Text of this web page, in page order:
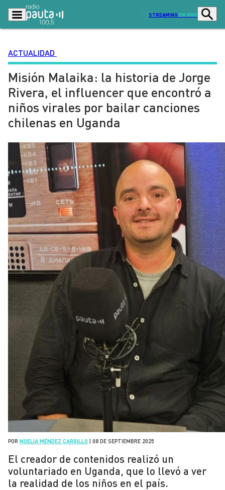
STREAMING EN VIVO
Podcasts Programas
Lo Último Actualidad
Ciudad Economía
Tendencias Deportes
Entretención y Cultura Opinión
Dato en Pauta
Contenido Patrocinado
ACTUALIDAD
Misión Malaika: la historia de Jorge
Rivera, el influencer que encontró a
niños virales por bailar canciones
chilenas en Uganda
POR NOELIA MÉNDEZ CARRILLO 08 DE SEPTIEMBRE 2025
El creador de contenidos realizó un
voluntariado en Uganda, que lo llevó a ver
la realidad de los niños en el país.